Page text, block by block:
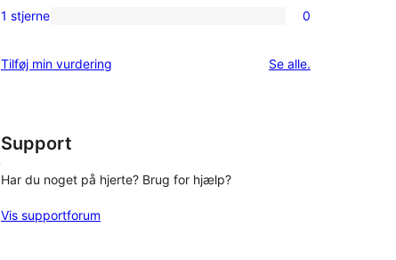
2-
anmeldelser
0
stjernet
1 stjerne 0
Tilføj min vurdering Se alleanmeldelser
.
Support
Har du noget på hjerte? Brug for hjælp?
Vis supportforum